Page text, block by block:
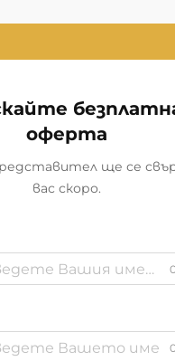
оферта
ще се
вас скоро.